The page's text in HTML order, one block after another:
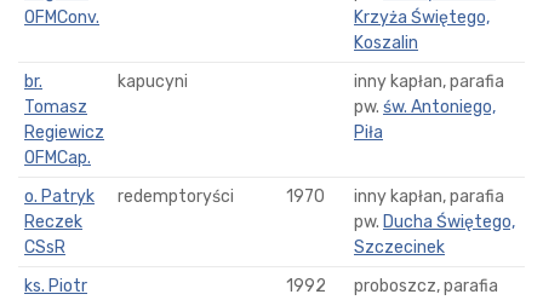
OFMConv.
Krzyża Świętego,
Koszalin
br.
Tomasz
Regiewicz
OFMCap.
kapucyni
inny kapłan, parafia
pw. św. Antoniego,
Piła
o. Patryk
Reczek
CSsR
redemptoryści 1970
inny kapłan, parafia
pw. Ducha Świętego,
Szczecinek
ks. Piotr
1992
proboszcz, parafia